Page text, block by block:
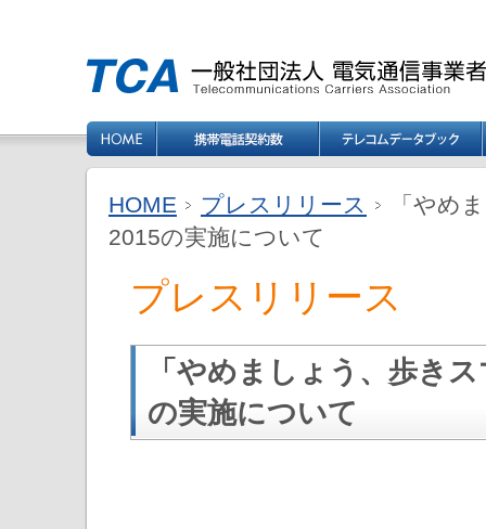
HOME プレスリリース
「やめ
2015の実施について
プレスリリース
「やめましょう、歩き
の実施について